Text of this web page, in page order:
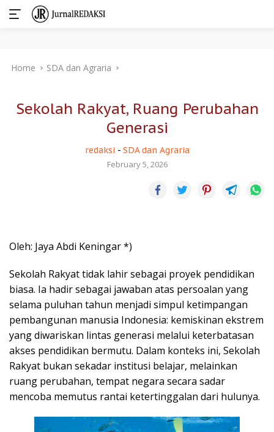
Home SDA dan Agraria
Sekolah Rakyat, Ruang Perubahan
Generasi
redaksi - SDA dan Agraria
February 5, 2026
Oleh: Jaya Abdi Keningar *)
Sekolah Rakyat tidak lahir sebagai proyek pendidikan
biasa. Ia hadir sebagai jawaban atas persoalan yang
selama puluhan tahun menjadi simpul ketimpangan
pembangunan manusia Indonesia: kemiskinan ekstrem
yang diwariskan lintas generasi melalui keterbatasan
akses pendidikan bermutu. Dalam konteks ini, Sekolah
Rakyat bukan sekadar institusi belajar, melainkan
ruang perubahan, tempat negara secara sadar
mencoba memutus rantai ketertinggalan dari hulunya.